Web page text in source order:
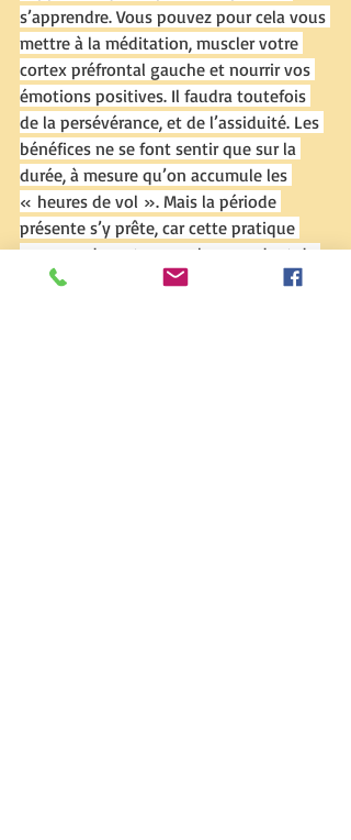
s’apprendre. Vous pouvez pour cela vous
mettre à la méditation, muscler votre
cortex préfrontal gauche et nourrir vos
émotions positives. Il faudra toutefois
de la persévérance, et de l’assiduité. Les
bénéfices ne se font sentir que sur la
durée, à mesure qu’on accumule les
« heures de vol ». Mais la période
présente s’y prête, car cette pratique
suppose de rester au calme pendant de
longues heures. Nous recommandons